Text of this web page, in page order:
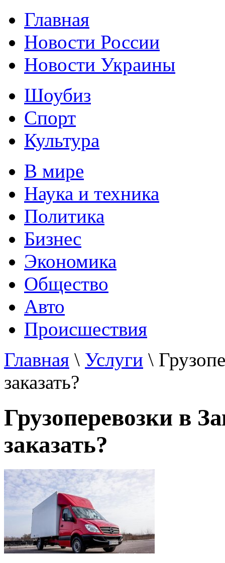
Главная
Новости России
Новости Украины
Шоубиз
Спорт
Культура
В мире
Наука и техника
Политика
Бизнес
Экономика
Общество
Авто
Происшествия
Главная \ Услуги \
заказать?
Грузоперевозки в
заказать?